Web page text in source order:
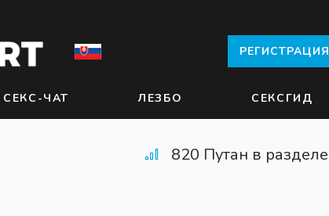
РЕГИСТРАЦИЯ
СЕКС-ЧАТ ЛЕЗБО СЕКСГИД
820 Путан в разделе